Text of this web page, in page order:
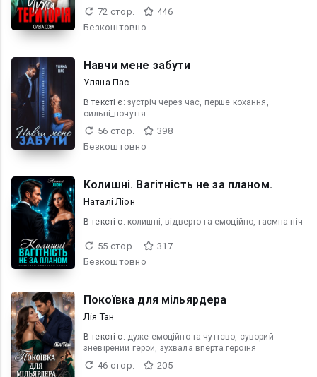
72 стор.
446
Безкоштовно
Навчи мене забути
Уляна Пас
В текcті є: зустріч через час, перше кохання,
сильні_почуття
56 стор.
398
Безкоштовно
Колишні. Вагітність не за планом.
Наталі Ліон
В текcті є: колишні, відверто та емоційно, таємна ніч
55 стор.
317
Безкоштовно
Покоївка для мільярдера
Лія Тан
В текcті є: дуже емоційно та чуттєво, суворий
зневірений герой, зухвала вперта героїня
46 стор.
205